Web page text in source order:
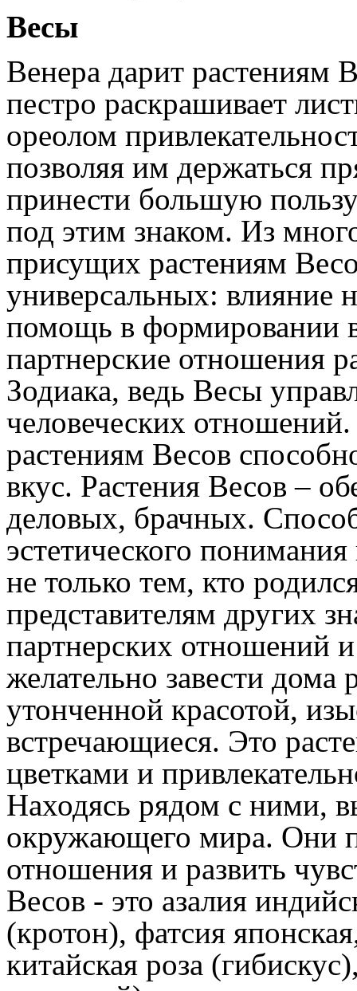
Весы
Венера дарит растениям
пестро раскрашивает
ореолом
позволяя им держаться
принести большую
под этим знаком. Из
присущих растениям
универсальных: влияние
помощь в формировании
партнерские отношения
Зодиака, ведь Весы
человеческих
растениям Весов
вкус. Растения Весов –
деловых, брачных.
эстетического
не только тем, кто
представителям других
партнерских отношений
желательно завести
утонченной красотой,
встречающиеся. Это
цветками и
Находясь рядом с ними,
окружающего мира. Они
отношения и развить
Весов - это азалия
(кротон), фатсия
китайская роза